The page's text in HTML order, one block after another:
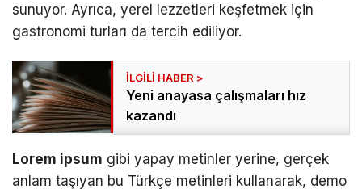
sunuyor. Ayrıca, yerel lezzetleri keşfetmek için
gastronomi turları da tercih ediliyor.
Yeni anayasa çalışmaları hız
kazandı
Lorem ipsum gibi yapay metinler yerine, gerçek
anlam taşıyan bu Türkçe metinleri kullanarak, demo